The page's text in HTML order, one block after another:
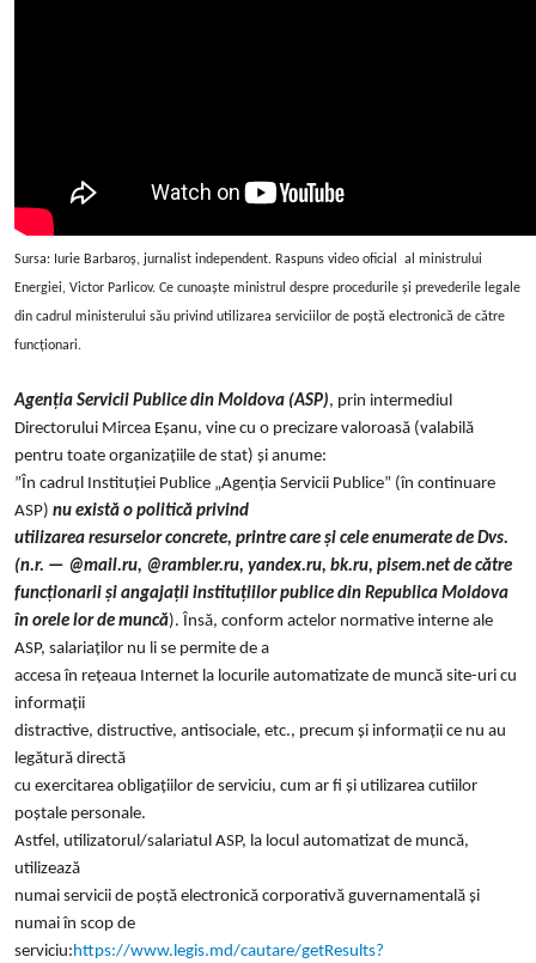
Sursa: Iurie Barbaroș, jurnalist independent. Raspuns video oficial al ministrului
Energiei, Victor Parlicov. Ce cunoaște ministrul despre procedurile și prevederile legale
din cadrul ministerului său privind utilizarea serviciilor de poștă electronică de către
funcționari.
Agenția Servicii Publice din Moldova (ASP), prin intermediul
Directorului Mircea Eșanu, vine cu o precizare valoroasă (valabilă
pentru toate organizațiile de stat) și anume:
”În cadrul Instituției Publice „Agenția Servicii Publice” (în continuare
ASP) nu există o politică privind
utilizarea resurselor concrete, printre care și cele enumerate de Dvs.
(n.r. — @mail.ru, @rambler.ru, yandex.ru, bk.ru, pisem.net de către
funcționarii și angajații instituțiilor publice din Republica Moldova
în orele lor de muncă). Însă, conform actelor normative interne ale
ASP, salariaților nu li se permite de a
accesa în rețeaua Internet la locurile automatizate de muncă site-uri cu
informații
distractive, distructive, antisociale, etc., precum și informații ce nu au
legătură directă
cu exercitarea obligațiilor de serviciu, cum ar fi și utilizarea cutiilor
poștale personale.
Astfel, utilizatorul/salariatul ASP, la locul automatizat de muncă,
utilizează
numai servicii de poștă electronică corporativă guvernamentală și
numai în scop de
serviciu:https://www.legis.md/cautare/getResults?